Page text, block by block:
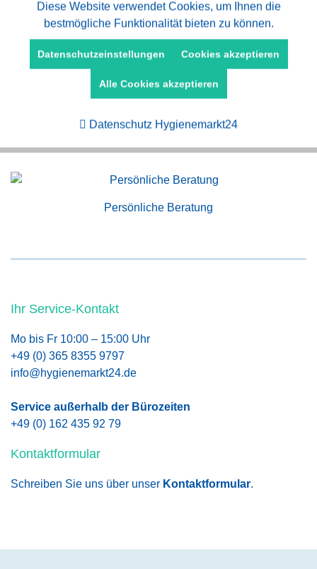
Persönliche Beratung
Ihr Service-Kontakt
Mo bis Fr 10:00 – 15:00 Uhr
+49 (0) 365 8355 9797
info@hygienemarkt24.de
Service außerhalb der Bürozeiten
+49 (0) 162 435 92 79
Kontaktformular
Schreiben Sie uns über unser Kontaktformular.
Funktionale Aktiv
Marketing Aktiv
Aktiv
Diese Website verwendet Cookies, um Ihnen die
bestmögliche Funktionalität bieten zu können.
Datenschutzeinstellungen Cookies akzeptieren
Alle Cookies akzeptieren
Datenschutz Hygienemarkt24